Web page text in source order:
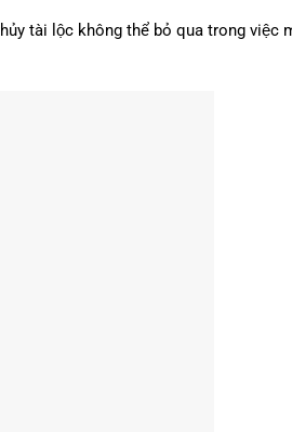
tài lộc không thể bỏ qua trong việc